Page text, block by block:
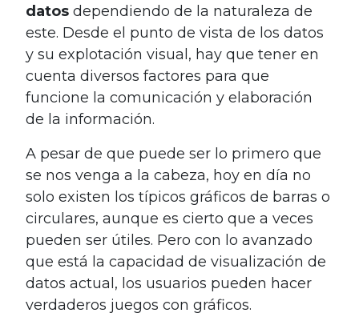
datos dependiendo de la naturaleza de
este. Desde el punto de vista de los datos
y su explotación visual, hay que tener en
cuenta diversos factores para que
funcione la comunicación y elaboración
de la información.
A pesar de que puede ser lo primero que
se nos venga a la cabeza, hoy en día no
solo existen los típicos gráficos de barras o
circulares, aunque es cierto que a veces
pueden ser útiles. Pero con lo avanzado
que está la capacidad de visualización de
datos actual, los usuarios pueden hacer
verdaderos juegos con gráficos.